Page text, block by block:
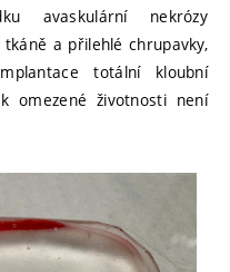
avaskulární nekrózy
a přilehlé chrupavky,
totální kloubní
omezené životnosti není